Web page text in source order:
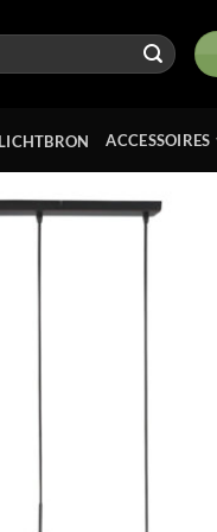
LICHTBRON ACCESSOIRES